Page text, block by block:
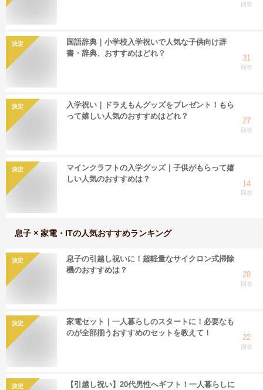
回答
決定
国語辞典｜小学校入学祝いで人気な子供向け辞
書・辞典、おすすめはどれ？
31
回答
決定
入学祝い｜ドラえもんグッズをプレゼント！もら
って嬉しい人気のおすすめはどれ？
27
回答
決定
マインクラフトの入学グッズ｜子供がもらって嬉
しい人気のおすすめは？
14
回答
息子 × 家電・ITの人気おすすめランキング
決定
息子の引越し祝いに！超軽量なサイクロン式掃除
機のおすすめは？
28
回答
決定
家電セット｜一人暮らしのスタートに！必要なも
のが全部揃うおすすめのセットを教えて！
22
回答
決定
【引越し祝い】20代男性へギフト！一人暮らしに